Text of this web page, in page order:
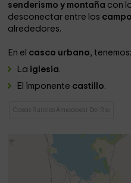
senderismo y montaña con
desconectar entre los
alrededores.
En el casco urbano, tenemos:
La iglesia.
El imponente castillo.
Casas Rurales Almodovar Del Rio